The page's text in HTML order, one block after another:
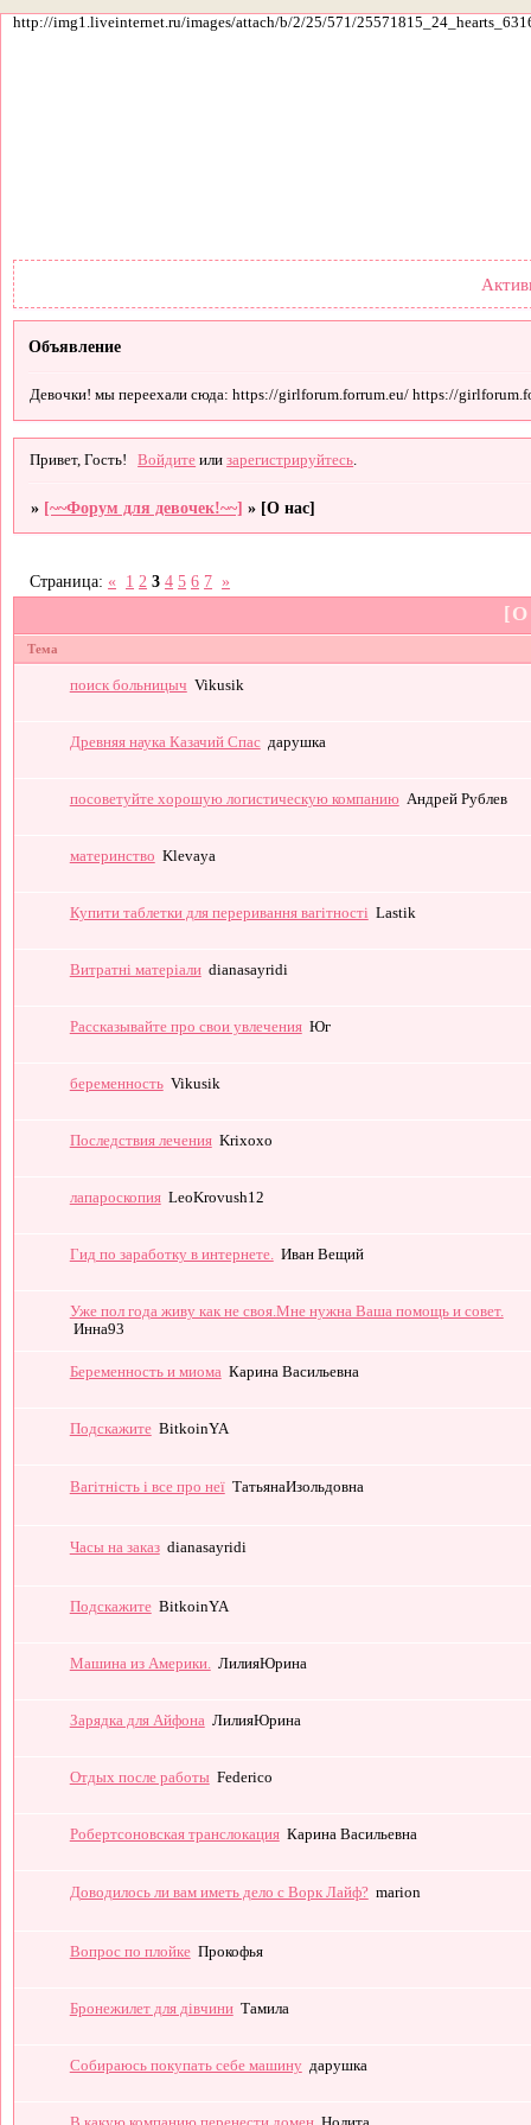
http://img1.liveinternet.ru/images/attach/b/2/25/571/
Объявление
Девочки! мы переехали сюда: https://girlforum.forrum.eu/ https://
Привет, Гость! Войдите илизарегистрируйтесь
» [~~Форум для девочек!~~] » [О нас]
[О
Страница: « 1 2 3 4 5 6 7 »
Тема
поиск больницыч Vikusik
Древняя наука Казачий Спас дарушка
посоветуйте хорошую логистическую компанию Андрей Рублев
материнство Klevaya
Купити таблетки для переривання вагітності Lastik
Витратні матеріали dianasayridi
Рассказывайте про свои увлечения Юг
беременность Vikusik
Последствия лечения Krixoxo
лапароскопия LeoKrovush12
Гид по заработку в интернете. Иван Вещий
Уже пол года живу как не своя.Мне нужна Ваша помощь и совет.
Инна93
Беременность и миома Карина Васильевна
Подскажите BitkoinYA
Вагітність і все про неї ТатьянаИзольдовна
Часы на заказ dianasayridi
Подскажите BitkoinYA
Машина из Америки. ЛилияЮрина
Зарядка для Айфона ЛилияЮрина
Отдых после работы Federico
Робертсоновская транслокация Карина Васильевна
Доводилось ли вам иметь дело с Ворк Лайф? marion
Вопрос по плойке Прокофья
Бронежилет для дівчини Тамила
Собираюсь покупать себе машину дарушка